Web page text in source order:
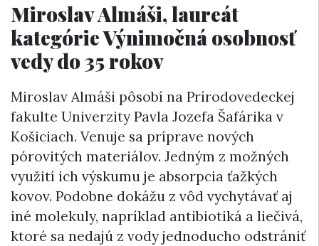
Miroslav Almáši, laureát
kategórie Výnimočná osobnosť
vedy do 35 rokov
Miroslav Almáši pôsobí na Prírodovedeckej
fakulte Univerzity Pavla Jozefa Šafárika v
Košiciach. Venuje sa príprave nových
pórovitých materiálov. Jedným z možných
využití ich výskumu je absorpcia ťažkých
kovov. Podobne dokážu z vôd vychytávať aj
iné molekuly, napríklad antibiotiká a liečivá,
ktoré sa nedajú z vody jednoducho odstrániť